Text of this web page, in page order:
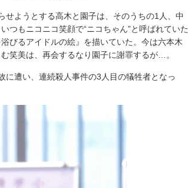
ようとする高木と園子は、そのうちの1人、中
つもニコニコ笑顔で“ニコちゃん”と呼ばれていた
びるアイドルの絵』を描いていた。今は六本木
笑美は、再会するなり園子に謝罪するが…。
遭い、連続殺人事件の3人目の犠牲者となっ